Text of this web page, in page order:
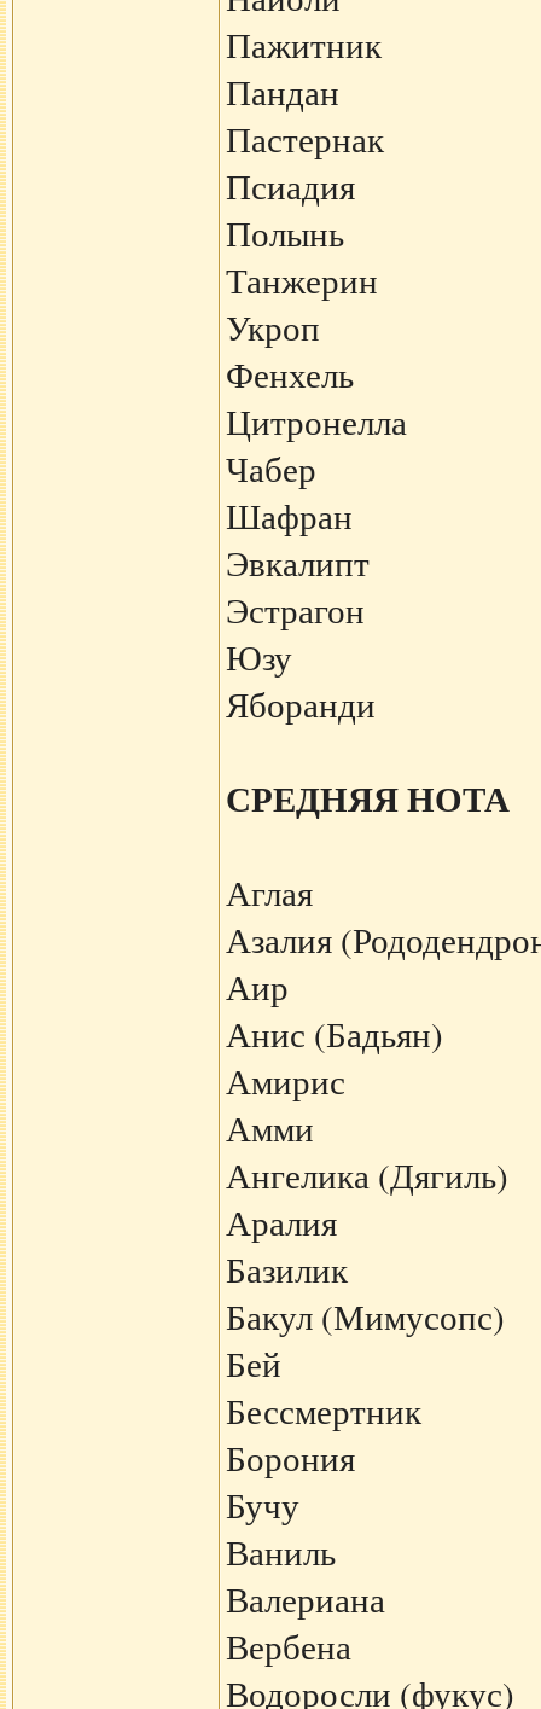
Пажитник
Пандан
Пастернак
Псиадия
Полынь
Танжерин
Укроп
Фенхель
Цитронелла
Чабер
Шафран
Эвкалипт
Эстрагон
Юзу
Яборанди
СРЕДНЯЯ НОТА
Аглая
Азалия
Аир
Анис (Бадьян)
Амирис
Амми
Ангелика (Дягиль)
Аралия
Базилик
Бакул (Мимусопс)
Бей
Бессмертник
Борония
Бучу
Ваниль
Валериана
Вербена
Водоросли (фукус)